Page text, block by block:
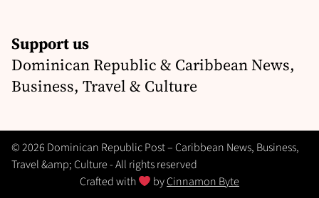
Support us
Dominican Republic & Caribbean News,
Business, Travel & Culture
© 2026 Dominican Republic Post – Caribbean News, Business,
Travel &amp; Culture - All rights reserved
Crafted with
byCinnamon Byte